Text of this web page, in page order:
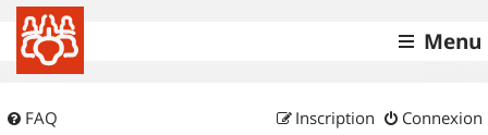
Menu
FAQ Connexion
Inscription